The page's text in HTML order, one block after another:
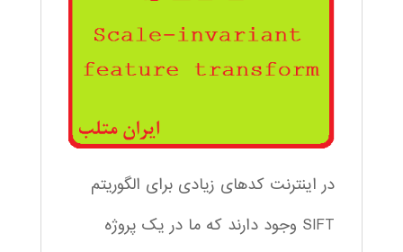
در اینترنت کدهای زیادی برای الگوریتم
SIFT وجود دارند که ما در یک پروژه